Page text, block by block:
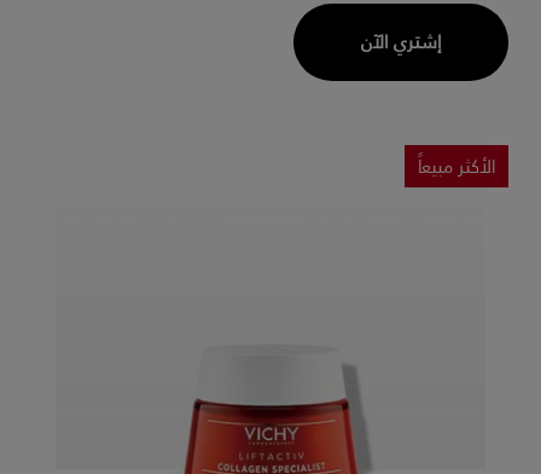
إشتري الآن
الأكثر مبيعاً